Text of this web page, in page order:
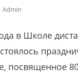
Admin
в Школе
посвященное